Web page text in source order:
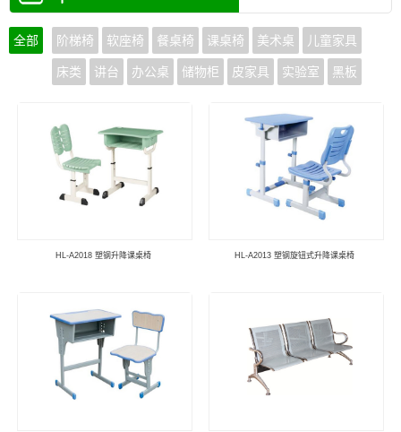
全部 阶梯椅 软座椅 餐桌椅 课桌椅 美术桌 儿童家具
床类 讲台 办公桌 储物柜 皮家具 实验室 黑板
HL-A2018 塑钢升降课桌椅 HL-A2013 塑钢旋钮式升降课桌椅